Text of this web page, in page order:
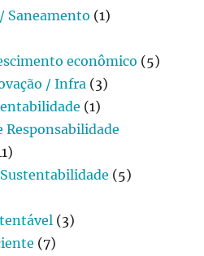
Saneamento (1)
econômico (5)
/ Infra (3)
(1)
Responsabilidade
(5)
(3)
(7)